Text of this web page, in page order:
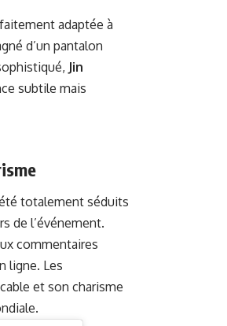
adaptée à
d’un pantalon
Jin
subtile mais
totalement séduits
de l’événement.
commentaires
ligne. Les
et son charisme